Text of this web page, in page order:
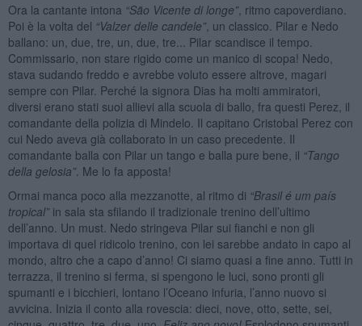
Ora la cantante intona “São Vicente di longe”, ritmo capoverdiano.
Poi è la volta del “Valzer delle candele”, un classico. Pilar e Nedo
ballano: un, due, tre, un, due, tre... Pilar scandisce il tempo.
Commissario, non stare rigido come un manico di scopa! Nedo,
stava sudando freddo e avrebbe voluto essere altrove, magari
sempre con Pilar. Perché la signora Dias ha molti ammiratori,
diversi erano stati suoi allievi alla scuola di ballo, fra questi Perez, il
comandante della polizia di Mindelo. Il capitano Cristobal Perez con
cui Nedo aveva già collaborato in un caso precedente. Il
comandante balla con Pilar un tango e balla pure bene, il “Tango
della gelosia”. Me lo fa apposta!
Ormai manca poco alla mezzanotte, al ritmo di “Brasil é um país
tropical”in sala sta sfilando il tradizionale trenino dell’ultimo
dell’anno. Un must. Nedo stringeva Pilar sui fianchi e non gli
importava di quel ridicolo trenino, con lei sarebbe andato in capo al
mondo, altro che a capo d’anno! Ci siamo quasi a fine anno. Tutti in
terrazza, il trenino si ferma, si spengono le luci, sono pronti gli
spumanti e i bicchieri, lontano l’Oceano infuria, l’anno nuovo si
avvicina. Inizia il conto alla rovescia: dieci, nove, otto, sette, sei,